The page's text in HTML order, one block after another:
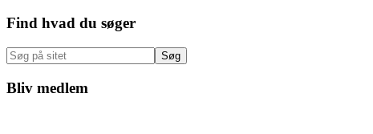
Primær
Sidebar
Find hvad du søger
Søg
på
sitet
Bliv medlem